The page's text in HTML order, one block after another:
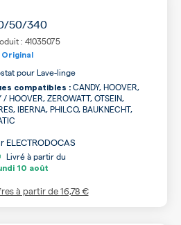
50/340
: 41035075
Original
pour Lave-linge
compatibles : CANDY, HOOVER,
/ HOOVER, ZEROWATT, OTSEIN,
IBERNA, PHILCO, BAUKNECHT,
ELECTRODOCAS
Livré à partir du
10 août
à partir de16,78 €